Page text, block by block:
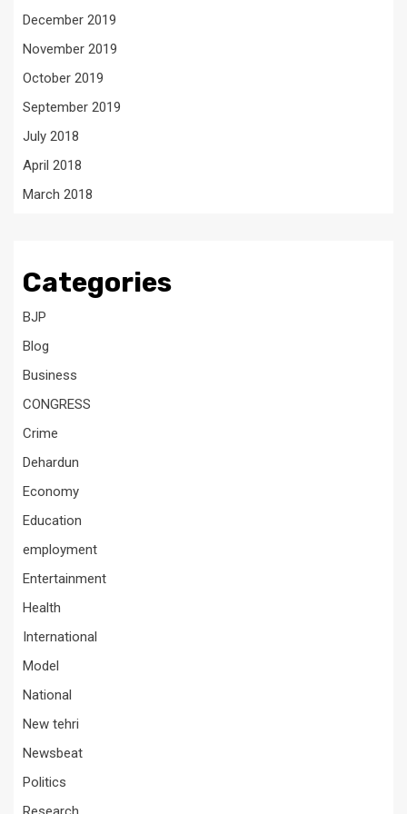
December 2019
November 2019
October 2019
September 2019
July 2018
April 2018
March 2018
Categories
BJP
Blog
Business
CONGRESS
Crime
Dehardun
Economy
Education
employment
Entertainment
Health
International
Model
National
New tehri
Newsbeat
Politics